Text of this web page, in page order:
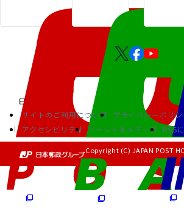
サイトのご利用について
プライバシーポリシ
アクセシビリティ
ソーシャルメディア RSS
Copyright (C) JAPAN POST